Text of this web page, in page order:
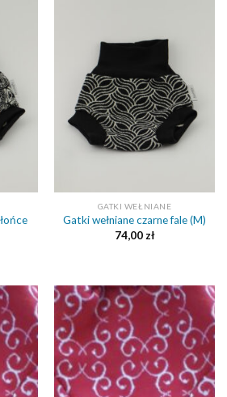
GATKI WEŁNIANE
Gatki wełniane czarne fale (M)
74,00 zł